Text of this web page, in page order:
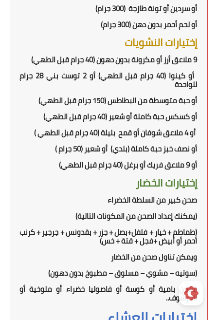
أو سردين أو تونة طازجة (300 جرام)
أولحم أحمر بدون دهن (300 جرام)
إختيارات النشويات
9 ملاعق أرز أو مكرونة بدون دهون (40 جرام قبل الطهي)
أو كينوا (40جرام قبل الطهي) أو2 توست بني 28 جرام
للواحدة
أو حبة متوسطة من البطاطس (150 جرام قبل الطهي)
أو كسكس حبة كاملة أو شعير (40 جرام قبل الطهي)
أو 4 ملاعق شوفان أو قمح بليلة (40 جرام قبل الطهي )
أو نصف خبز حبة كاملة(بلدي) أو شعير(50 جرام
)
أو9 ملاعق فريك أو برغل (40 جرام قبل الطهي)
إختيارات الخضار
صحن كبير من السلطة الخضراء
(يمكنك إعداد الصحن من المكونات التالية)
(طماطم + خيار + فلفل+بصل + جزر + بقدونس + جرجير + كرنب
أحمر أو أبيض +فجل + قتة + خس)
ويمكن تناولصحنمن الخضار
(سوتيه – مشوي – مسلوق – مطبوخ بدون دهون)
(طاجن بامية أو كوسة أو فاصوليا خضراء أو ملوخية أو
الخرشوف..